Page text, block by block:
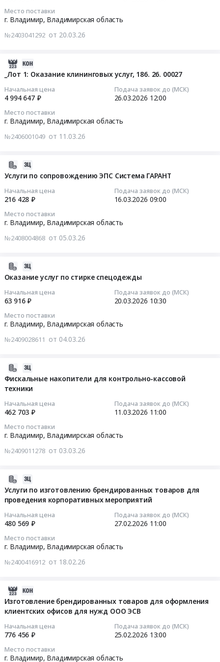
Место поставки
г. Владимир, Владимирская область
№2403041292 от 20.03.26
_Лот 1: Оказание клининговых услуг, 186. 26. 00027
Начальная цена
4 994 647 ₽
Подача заявок до (МСК)
26.03.2026 12:00
Место поставки
г. Владимир, Владимирская область
№2406001049 от 11.03.26
Услуги по сопровождению ЭПС Система ГАРАНТ
Начальная цена
216 428 ₽
Подача заявок до (МСК)
16.03.2026 09:00
Место поставки
г. Владимир, Владимирская область
№2408004868 от 05.03.26
Оказание услуг по стирке спецодежды
Начальная цена
63 916 ₽
Подача заявок до (МСК)
20.03.2026 10:30
Место поставки
г. Владимир, Владимирская область
№2409028611 от 04.03.26
Фискальные накопители для контрольно-кассовой
техники
Начальная цена
462 703 ₽
Подача заявок до (МСК)
11.03.2026 11:00
Место поставки
г. Владимир, Владимирская область
№2409011278 от 03.03.26
Услуги по изготовлению брендированных товаров для
проведения корпоративных мероприятий
Начальная цена
480 569 ₽
Подача заявок до (МСК)
27.02.2026 11:00
Место поставки
г. Владимир, Владимирская область
№2400416912 от 18.02.26
Изготовление брендированных товаров для оформления
клиентских офисов для нужд ООО ЭСВ
Начальная цена
776 456 ₽
Подача заявок до (МСК)
25.02.2026 13:00
Место поставки
г. Владимир, Владимирская область